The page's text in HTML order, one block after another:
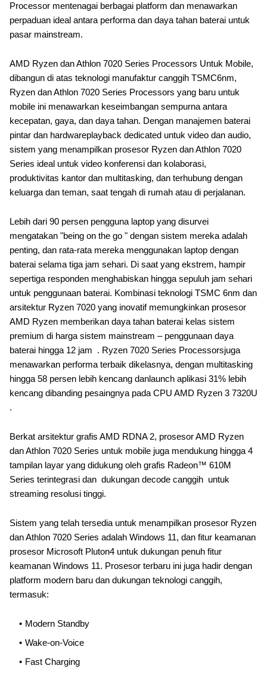
Processor mentenagai berbagai platform dan menawarkan
perpaduan ideal antara performa dan daya tahan baterai untuk
pasar mainstream.
AMD Ryzen dan Athlon 7020 Series Processors Untuk Mobile,
dibangun di atas teknologi manufaktur canggih TSMC6nm,
Ryzen dan Athlon 7020 Series Processors yang baru untuk
mobile ini menawarkan keseimbangan sempurna antara
kecepatan, gaya, dan daya tahan. Dengan manajemen baterai
pintar dan hardwareplayback dedicated untuk video dan audio,
sistem yang menampilkan prosesor Ryzen dan Athlon 7020
Series ideal untuk video konferensi dan kolaborasi,
produktivitas kantor dan multitasking, dan terhubung dengan
keluarga dan teman, saat tengah di rumah atau di perjalanan.
Lebih dari 90 persen pengguna laptop yang disurvei
mengatakan "being on the go " dengan sistem mereka adalah
penting, dan rata-rata mereka menggunakan laptop dengan
baterai selama tiga jam sehari. Di saat yang ekstrem, hampir
sepertiga responden menghabiskan hingga sepuluh jam sehari
untuk penggunaan baterai. Kombinasi teknologi TSMC 6nm dan
arsitektur Ryzen 7020 yang inovatif memungkinkan prosesor
AMD Ryzen memberikan daya tahan baterai kelas sistem
premium di harga sistem mainstream – penggunaan daya
baterai hingga 12 jam . Ryzen 7020 Series Processorsjuga
menawarkan performa terbaik dikelasnya, dengan multitasking
hingga 58 persen lebih kencang danlaunch aplikasi 31% lebih
kencang dibanding pesaingnya pada CPU AMD Ryzen 3 7320U
.
Berkat arsitektur grafis AMD RDNA 2, prosesor AMD Ryzen
dan Athlon 7020 Series untuk mobile juga mendukung hingga 4
tampilan layar yang didukung oleh grafis Radeon™ 610M
Series terintegrasi dan dukungan decode canggih untuk
streaming resolusi tinggi.
Sistem yang telah tersedia untuk menampilkan prosesor Ryzen
dan Athlon 7020 Series adalah Windows 11, dan fitur keamanan
prosesor Microsoft Pluton4 untuk dukungan penuh fitur
keamanan Windows 11. Prosesor terbaru ini juga hadir dengan
platform modern baru dan dukungan teknologi canggih,
termasuk:
Modern Standby
Wake-on-Voice
Fast Charging